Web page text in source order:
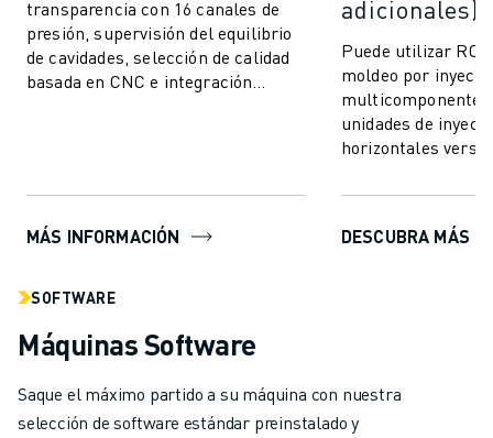
transparencia con 16 canales de
presión, supervisión del equilibrio
de cavidades, selección de calidad
basada en CNC e integración
MÁS INFORMACIÓN
adicionales)
Puede utilizar
moldeo por
multicomponente
unidades de
horizontales
moldeo le p...
DESCUBRA MÁS
SOFTWARE
Máquinas Software
Saque el máximo partido a su máquina con nuestra
selección de software estándar preinstalado y